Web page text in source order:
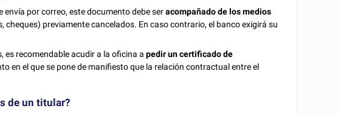
envía por correo, este documento debe seracompañado de los medios
cheques) previamente cancelados. En caso contrario, el banco exigirá su
es recomendable acudir a la oficina apedir un certificado de
en el que se pone de manifiesto que la relación contractual entre el
de un titular?